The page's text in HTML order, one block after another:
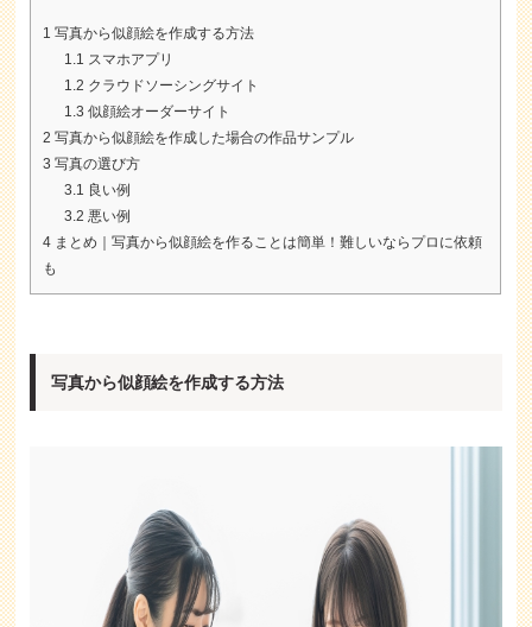
1 写真から似顔絵を作成する方法
1.1 スマホアプリ
1.2 クラウドソーシングサイト
1.3 似顔絵オーダーサイト
2 写真から似顔絵を作成した場合の作品サンプル
3 写真の選び方
3.1 良い例
3.2 悪い例
4 まとめ｜写真から似顔絵を作ることは簡単！難しいならプロに依頼
も
写真から似顔絵を作成する方法